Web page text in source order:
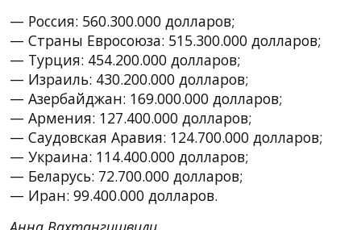
— Россия: 560.300.000 долларов;
— Страны Евросоюза: 515.300.000 долларов;
— Турция: 454.200.000 долларов;
— Израиль: 430.200.000 долларов;
— Азербайджан: 169.000.000 долларов;
— Армения: 127.400.000 долларов;
— Саудовская Аравия: 124.700.000 долларов;
— Украина: 114.400.000 долларов;
— Беларусь: 72.700.000 долларов;
— Иран: 99.400.000 долларов.